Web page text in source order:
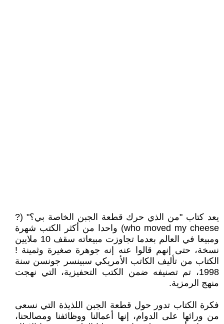
يعد كتاب "من الذي حرك قطعة الجبن الخاصة بي؟" (?
who moved my cheese) واحدا من أكثر الكتب شهرة
ومبيعا في العالم بعدما تجاوزت مبيعاته سقف 10 ملايين
نسخة، حتى إنهم قالوا عنه إنه جوهرة صغيرة وثمينة !
الكتاب من تأليف الكاتب الأمريكي سبينسر جونسن سنة
1998، تم تصنيفه ضمن الكتب التحفيزية، التي نهجت
منهج الرمزية.
فكرة الكتاب تدور حول قطعة الجبن اللذيذة التي نسعى
من ورائها على الدوام، إنها أعمالنا ووظائفنا ومصالحنا،